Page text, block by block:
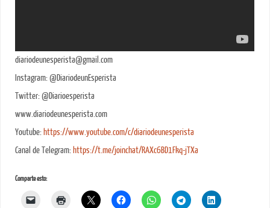
diariodeunesperista@gmail.com
Instagram: @DiariodeunEsperista
Twitter: @Diarioesperista
www.diariodeunesperista.com
Youtube: https://www.youtube.com/c/diariodeunesperista
Canal de Telegram: https://t.me/joinchat/RAXc6BD1Fkq-jTXa
Comparte esto: